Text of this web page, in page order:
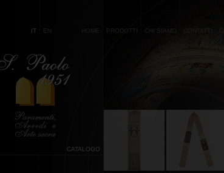
IT EN HOME PRODOTTI CHI SIAMO CONTATTI
CATALOGO